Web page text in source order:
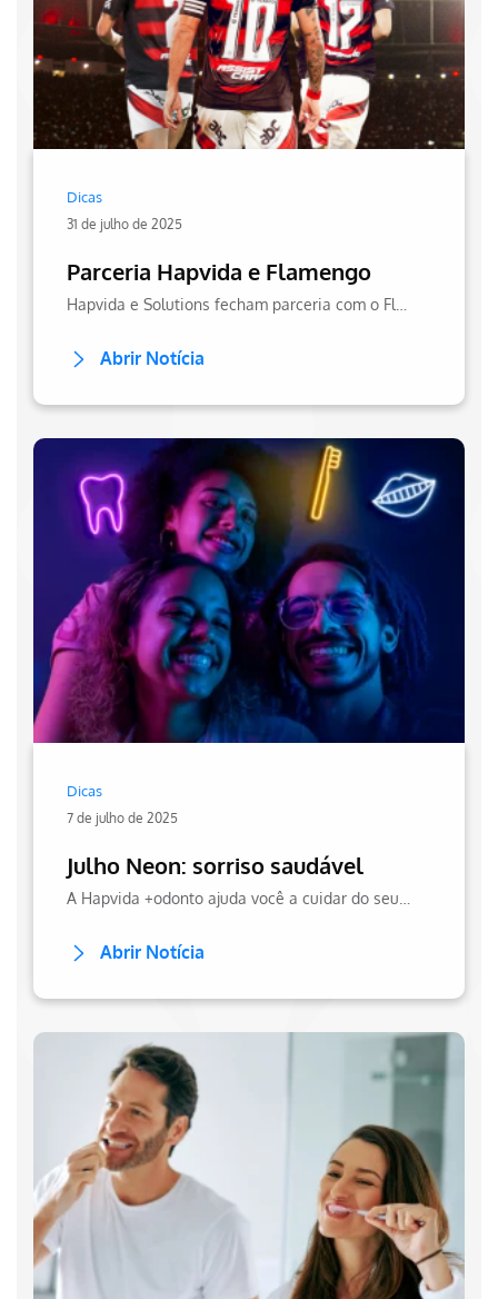
Dicas
31 de julho de 2025
Parceria Hapvida e Flamengo
Abrir Notícia
Dicas
7 de julho de 2025
Julho Neon: sorriso saudável
Abrir Notícia